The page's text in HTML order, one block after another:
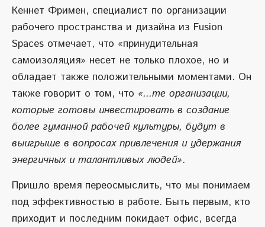
Кеннет Фримен, специалист по организации
рабочего пространства и дизайна из Fusion
Spaces отмечает, что «принудительная
самоизоляция» несет не только плохое, но и
обладает также положительными моментами. Он
также говорит о том, что «...те организации,
которые готовы инвестировать в создание
более гуманной рабочей культуры, будут в
выигрыше в вопросах привлечения и удержания
энергичных и талантливых людей».
Пришло время переосмыслить, что мы понимаем
под эффективностью в работе. Быть первым, кто
приходит и последним покидает офис, всегда